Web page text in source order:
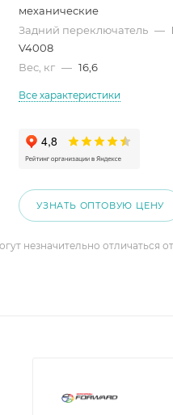
механические
Задний переключатель —
V4008
Вес, кг — 16,6
Все характеристики
УЗНАТЬ ОПТОВУЮ ЦЕНУ
незначительно отличаться от